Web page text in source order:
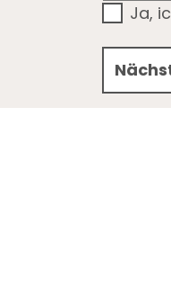
Ja,